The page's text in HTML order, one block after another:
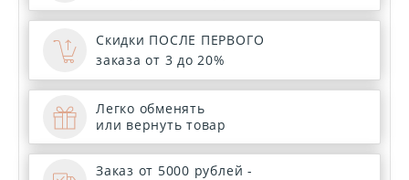
Скидки ПОСЛЕ ПЕРВОГО
заказа от 3 до 20%
Легко обменять
или вернуть товар
Заказ от 5000 рублей -